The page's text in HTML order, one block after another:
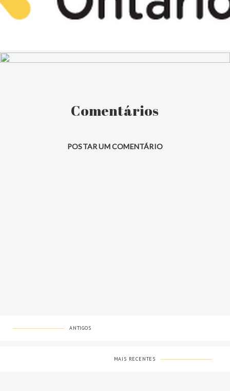
Comentários
POSTAR UM COMENTÁRIO
ANTIGOS
MAIS RECENTES